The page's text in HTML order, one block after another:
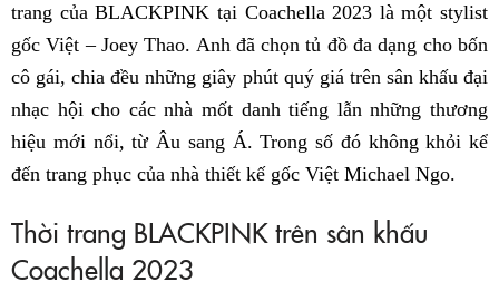
trang của BLACKPINK tại Coachella 2023 là một stylist
gốc Việt – Joey Thao. Anh đã chọn tủ đồ đa dạng cho bốn
cô gái, chia đều những giây phút quý giá trên sân khấu đại
nhạc hội cho các nhà mốt danh tiếng lẫn những thương
hiệu mới nổi, từ Âu sang Á. Trong số đó không khỏi kể
đến trang phục của nhà thiết kế gốc Việt Michael Ngo.
Thời trang BLACKPINK trên sân khấu
Coachella 2023